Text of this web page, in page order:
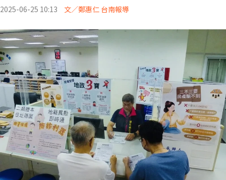
2025-06-25 10:13 文／鄭惠仁 台南報導